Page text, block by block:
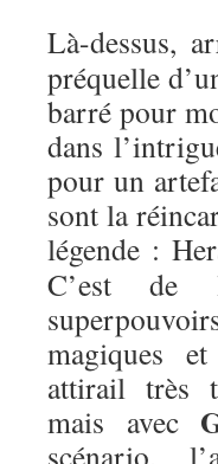
Là-dessus,
préquelle
barré pour
dans
pour un
sont la
légende :
C’est de
magiques
attirail très
mais avec
scénario,